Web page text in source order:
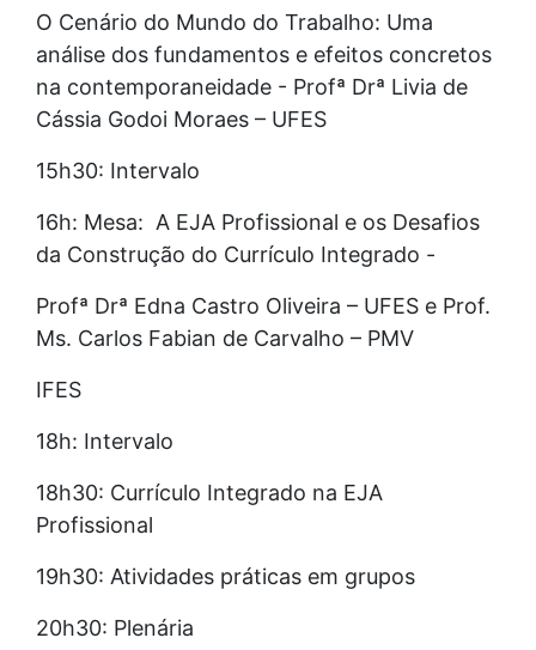
O Cenário do Mundo do Trabalho: Uma
análise dos fundamentos e efeitos concretos
na contemporaneidade - Profª Drª Livia de
Cássia Godoi Moraes – UFES
15h30: Intervalo
16h: Mesa: A EJA Profissional e os Desafios
da Construção do Currículo Integrado -
Profª Drª Edna Castro Oliveira – UFES e Prof.
Ms. Carlos Fabian de Carvalho – PMV
IFES
18h: Intervalo
18h30: Currículo Integrado na EJA
Profissional
19h30: Atividades práticas em grupos
20h30: Plenária